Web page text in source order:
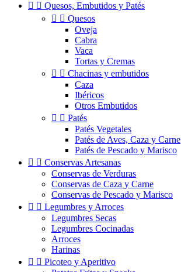
  Quesos, Embutidos y Patés
  Quesos
Oveja
Cabra
Vaca
Tortas y Cremas
  Chacinas y embutidos
Caza
Ibéricos
Otros Embutidos
  Patés
Patés Vegetales
Patés de Aves, Caza y Carne
Patés de Pescado y Marisco
  Conservas Artesanas
Conservas de Verduras
Conservas de Caza y Carne
Conservas de Pescado y Marisco
  Legumbres y Arroces
Legumbres Secas
Legumbres Cocinadas
Arroces
Harinas
  Picoteo y Aperitivo